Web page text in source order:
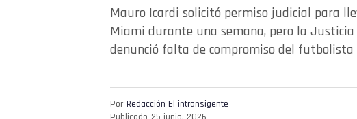
Mauro Icardi solicitó permiso judicial para
Miami durante una semana, pero la Justicia
denunció falta de compromiso del
Por Redacción El intransigente